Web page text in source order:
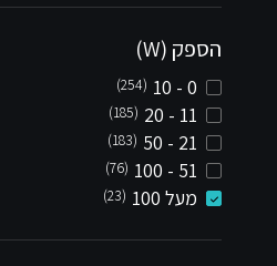
הספק (W)
0 - 10
(254)
11 - 20
(185)
21 - 50
(183)
51 - 100
(76)
מעל 100 (23)